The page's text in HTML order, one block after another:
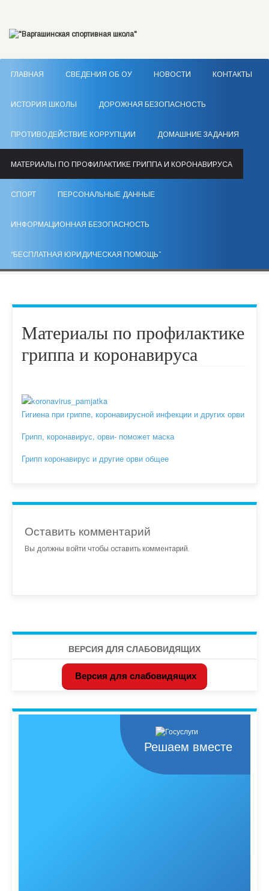
ГЛАВНАЯ СВЕДЕНИЯ ОБ ОУ НОВОСТИ КОНТАКТЫ
ИСТОРИЯ ШКОЛЫ ДОРОЖНАЯ БЕЗОПАСНОСТЬ
ПРОТИВОДЕЙСТВИЕ КОРРУПЦИИ ДОМАШНИЕ ЗАДАНИЯ
МАТЕРИАЛЫ ПО ПРОФИЛАКТИКЕ ГРИППА И КОРОНАВИРУСА
СПОРТ ПЕРСОНАЛЬНЫЕ ДАННЫЕ
ИНФОРМАЦИОННАЯ БЕЗОПАСНОСТЬ
“БЕСПЛАТНАЯ ЮРИДИЧЕСКАЯ ПОМОЩЬ”
Материалы по профилактике
гриппа и коронавируса
Гигиена при гриппе, коронавирусной инфекции и других орви
Грипп, коронавирус, орви- поможет маска
Грипп коронавирус и другие орви общее
Оставить комментарий
Вы должны войти чтобы оставить комментарий.
ВЕРСИЯ ДЛЯ СЛАБОВИДЯЩИХ
Версия для слабовидящих
Решаем вместе